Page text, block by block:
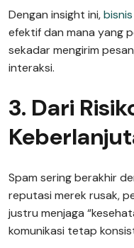
Dengan insight ini,bisnis
efektif dan mana yang
sekadar mengirim
interaksi.
3. Dari
Spam sering berakhir
reputasi merek rusak,
justru menjaga
komunikasi tetap